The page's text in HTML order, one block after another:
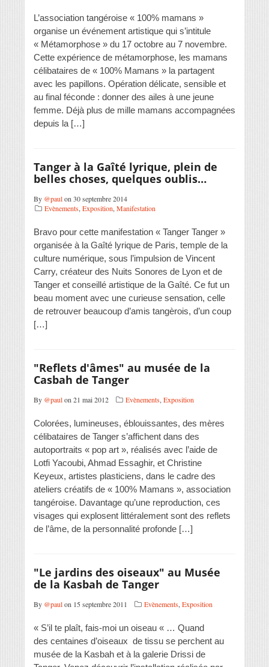
L’association tangéroise « 100% mamans »
organise un événement artistique qui s’intitule
« Métamorphose » du 17 octobre au 7 novembre.
Cette expérience de métamorphose, les mamans
célibataires de « 100% Mamans » la partagent
avec les papillons. Opération délicate, sensible et
au final féconde : donner des ailes à une jeune
femme. Déjà plus de mille mamans accompagnées
depuis la […]
Tanger à la Gaîté lyrique, plein de
belles choses, quelques oublis…
By @paulon 30 septembre 2014
Evènements, Exposition, Manifestation
Bravo pour cette manifestation « Tanger Tanger »
organisée à la Gaîté lyrique de Paris, temple de la
culture numérique, sous l’impulsion de Vincent
Carry, créateur des Nuits Sonores de Lyon et de
Tanger et conseillé artistique de la Gaîté. Ce fut un
beau moment avec une curieuse sensation, celle
de retrouver beaucoup d’amis tangèrois, d’un coup
[…]
"Reflets d'âmes" au musée de la
Casbah de Tanger
By @paulon 21 mai 2012 Evènements, Exposition
Colorées, lumineuses, éblouissantes, des mères
célibataires de Tanger s’affichent dans des
autoportraits « pop art », réalisés avec l’aide de
Lotfi Yacoubi, Ahmad Essaghir, et Christine
Keyeux, artistes plasticiens, dans le cadre des
ateliers créatifs de « 100% Mamans », association
tangéroise. Davantage qu’une reproduction, ces
visages qui explosent littéralement sont des reflets
de l’âme, de la personnalité profonde […]
"Le jardins des oiseaux" au Musée
de la Kasbah de Tanger
By @paulon 15 septembre 2011 Evènements, Exposition
« S’il te plaît, fais-moi un oiseau « … Quand
des centaines d’oiseaux de tissu se perchent au
musée de la Kasbah et à la galerie Drissi de